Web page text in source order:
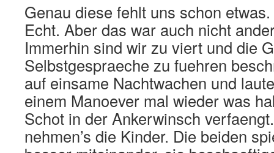
Genau diese fehlt uns schon
Echt. Aber das war auch nicht
Immerhin sind wir zu viert und die
Selbstgespraeche zu fuehren
auf einsame Nachtwachen und
einem Manoever mal wieder was
Schot in der Ankerwinsch
nehmen’s die Kinder. Die beiden